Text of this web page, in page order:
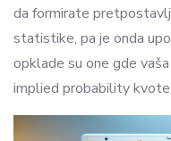
da formirate
statistike, pa je onda
opklade su one gde
implied probability kvote.